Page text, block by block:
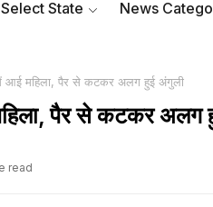
Select State News
आई महिला, पैर से कटकर अलग हुई अंगुली
पैर से कटकर अलग
read